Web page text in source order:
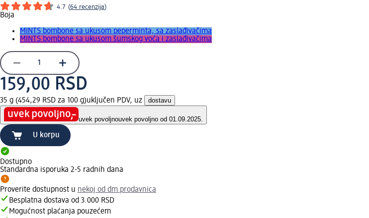
4.7 (64 recenzija)
Boja
MINTS bombone sa ukusom peperminta, sa zaslađivačima
MINTS bombone sa ukusom šumskog voća i zaslađivačima
159,00 RSD
35 g (454,29 RSD za 100 g)uključen PDV, uz dostavu
uvek povoljnouvek povoljno od 01.09.2025.
U korpu
Dostupno
Standardna isporuka 2-5 radnih dana
Proverite dostupnost u nekoj od dm prodavnica
Besplatna dostava od 3.000 RSD
Mogućnost plaćanja pouzećem